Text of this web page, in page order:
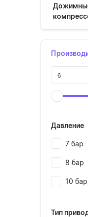
Давление
7 бар
8 бар
10 бар
Тип